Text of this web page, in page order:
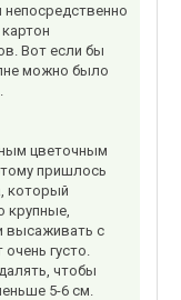
Вот если бы
можно было
цветочным
пришлось
который
крупные,
высаживать с
густо.
чтобы
5-6 см.